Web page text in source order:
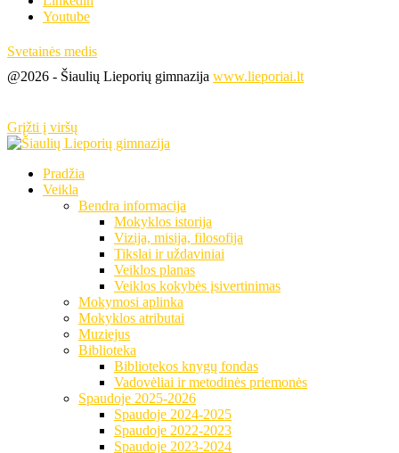
Youtube
Svetainės medis
@2026 - Šiaulių Lieporių gimnazija www.lieporiai.lt
Grįžti į viršų
Pradžia
Veikla
Bendra informacija
Mokyklos istorija
Vizija, misija, filosofija
Tikslai ir uždaviniai
Veiklos planas
Veiklos kokybės įsivertinimas
Mokymosi aplinka
Mokyklos atributai
Muziejus
Biblioteka
Bibliotekos knygų fondas
Vadovėliai ir metodinės priemonės
Spaudoje 2025-2026
Spaudoje 2024-2025
Spaudoje 2022-2023
Spaudoje 2023-2024